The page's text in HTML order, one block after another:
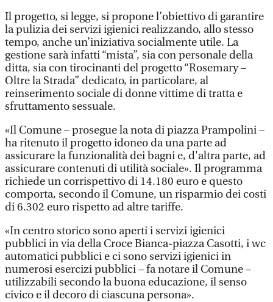
Il progetto, si legge, si propone l’obiettivo di garantire
la pulizia dei servizi igienici realizzando, allo stesso
tempo, anche un’iniziativa socialmente utile. La
gestione sarà infatti “mista”, sia con personale della
ditta, sia con tirocinanti del progetto “Rosemary –
Oltre la Strada” dedicato, in particolare, al
reinserimento sociale di donne vittime di tratta e
sfruttamento sessuale.
«Il Comune – prosegue la nota di piazza Prampolini –
ha ritenuto il progetto idoneo da una parte ad
assicurare la funzionalità dei bagni e, d'altra parte, ad
assicurare contenuti di utilità sociale». Il programma
richiede un corrispettivo di 14.180 euro e questo
comporta, secondo il Comune, un risparmio dei costi
di 6.302 euro rispetto ad altre tariffe.
«In centro storico sono aperti i servizi igienici
pubblici in via della Croce Bianca-piazza Casotti, i wc
automatici pubblici e ci sono servizi igienici in
numerosi esercizi pubblici – fa notare il Comune –
utilizzabili secondo la buona educazione, il senso
civico e il decoro di ciascuna persona».